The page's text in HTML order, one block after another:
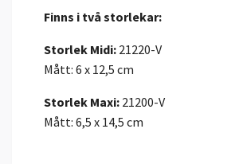
Finns i två storlekar:
Storlek Midi: 21220-V
Mått: 6 x 12,5 cm
Storlek Maxi: 21200-V
Mått: 6,5 x 14,5 cm